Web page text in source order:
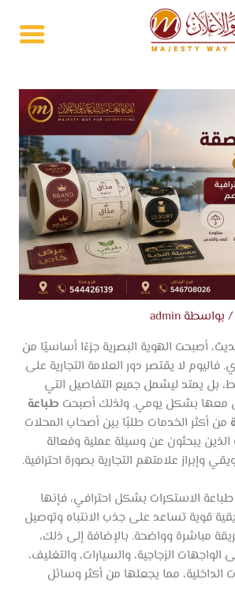
/ بواسطة admin
أصبحت الهوية البصرية جزءًا أساسيًا من
لا يقتصر دور العلامة التجارية على
بل يمتد ليشمل جميع التفاصيل التي
معها بشكل يومي. ولذلك أصبحت طباعة
من أكثر الخدمات طلبًا بين أصحاب المحلات
يبحثون عن وسيلة عملية وفعالة
وإبراز علامتهم التجارية بصورة احترافية.
الاستكرات بشكل احترافي، فإنها
قوية تساعد على جذب الانتباه وتوصيل
مباشرة وواضحة. بالإضافة إلى ذلك،
الزجاجية، والسيارات، والتغليف،
الداخلية، مما يجعلها من أكثر وسائل